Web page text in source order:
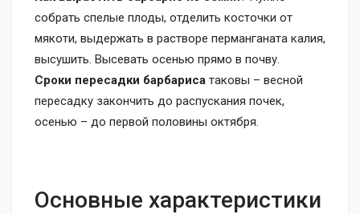
собрать спелые плоды, отделить косточки от
мякоти, выдержать в растворе перманганата калия,
высушить. Высевать осенью прямо в почву.
Сроки пересадки барбариса таковы – весной
пересадку закончить до распускания почек,
осенью – до первой половины октября.
Основные характеристики